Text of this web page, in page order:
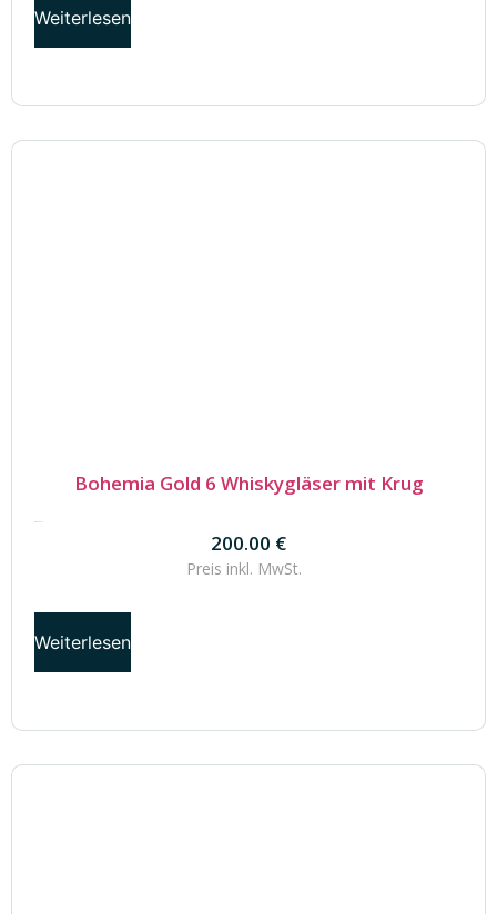
Weiterlesen
Bohemia Gold 6 Whiskygläser mit Krug
200.00 €
200.00 €
Preis inkl. MwSt.
Weiterlesen